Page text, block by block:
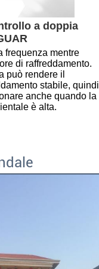
a doppia
frequenza mentre
di raffreddamento.
può rendere il
stabile, quindi
anche quando la
è alta.